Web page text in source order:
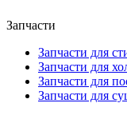
Запчасти
Запчасти для
Запчасти для
Запчасти для
Запчасти для